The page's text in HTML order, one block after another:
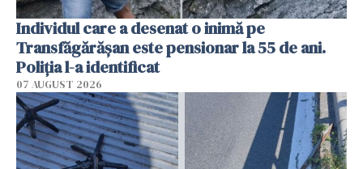
Individul care a desenat o inimă pe
Transfăgărășan este pensionar la 55 de ani.
Poliția l-a identificat
07 AUGUST 2026